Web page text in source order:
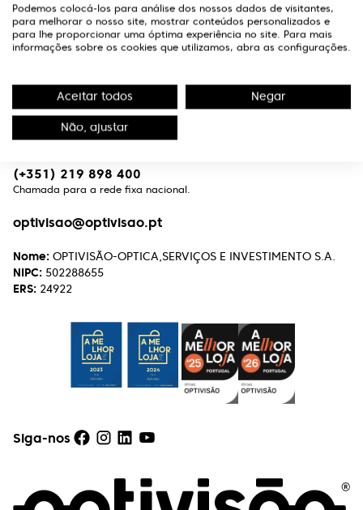
Genero
Homem
Links Úteis
Edifício Premium
R. Miguel Serrano, nº 9 - 3º Miraflores,
1495-173 Algés
(+351) 219 898 400
Chamada para a rede fixa nacional.
optivisao@optivisao.pt
Nome: OPTIVISÃO-OPTICA,SERVIÇOS E INVESTIMENTO S.A.
NIPC: 502288655
ERS: 24922
Siga-nos
Podemos colocá-los para análise dos nossos dados de visitantes,
para melhorar o nosso site, mostrar conteúdos personalizados e
para lhe proporcionar uma óptima experiência no site. Para mais
informações sobre os cookies que utilizamos, abra as configurações.
Aceitar todos Negar
Não, ajustar